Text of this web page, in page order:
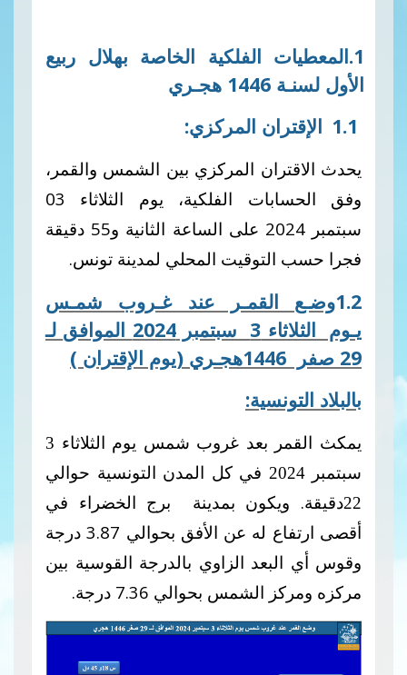
1.المعطيات الفلكية الخاصة بهلال ربيع
الأول لسنـة 1446 هجـري
1.1 الإقتران المركزي:
يحدث الاقتران المركزي بين الشمس والقمر،
وفق الحسابات الفلكية، يوم الثلاثاء
03
سبتمبر 2024 على الساعة الثانية و55 دقيقة
فجرا حسب التوقيت المحلي لمدينة تونس.
1.2وضـع القمـر عند غـروب شمـس
يـوم الثلاثاء 3 سبتمبر 2024 الموافق
لـ
29 صفر
1446هجـري
(يوم الإقتران )
بالبلاد التونسية:
يمكث القمر بعد غروب شمس يوم الثلاثاء 3
سبتمبر 2024 في كل المدن التونسية حوالي
22دقيقة. ويكون بمدينة برج الخضراء في
أقصى ارتفاع له عن الأفق بحوالي 3.87 درجة
وقوس أي البعد الزاوي بالدرجة القوسية بين
مركزه ومركز الشمس بحوالي 7.36 درجة.